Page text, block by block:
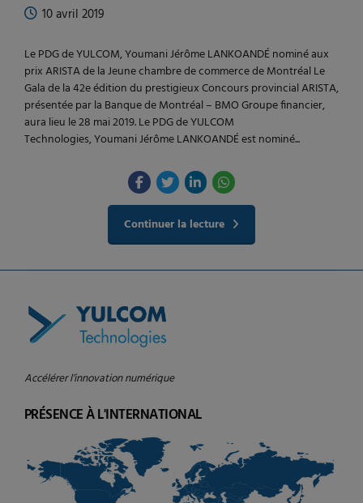
10 avril 2019
Le PDG de YULCOM, Youmani Jérôme LANKOANDÉ nominé aux
prix ARISTA de la Jeune chambre de commerce de Montréal Le
Gala de la 42e édition du prestigieux Concours provincial ARISTA,
présentée par la Banque de Montréal – BMO Groupe financier,
aura lieu le 28 mai 2019. Le PDG de YULCOM
Technologies, Youmani Jérôme LANKOANDÉ est nominé...
Continuer la lecture
Accélérer l’innovation numérique
PRÉSENCE À L'INTERNATIONAL